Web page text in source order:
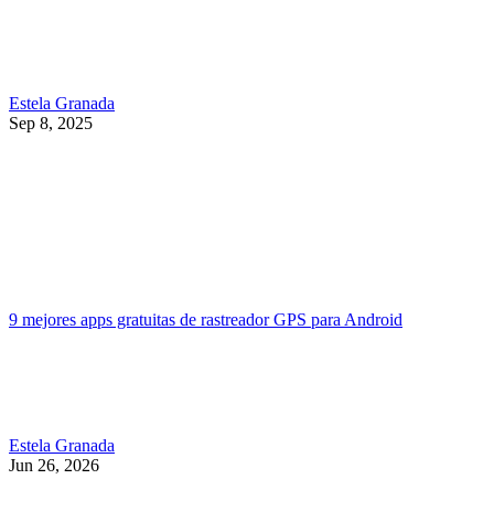
Estela Granada
Sep 8, 2025
9 mejores apps gratuitas de rastreador GPS para Android
Estela Granada
Jun 26, 2026